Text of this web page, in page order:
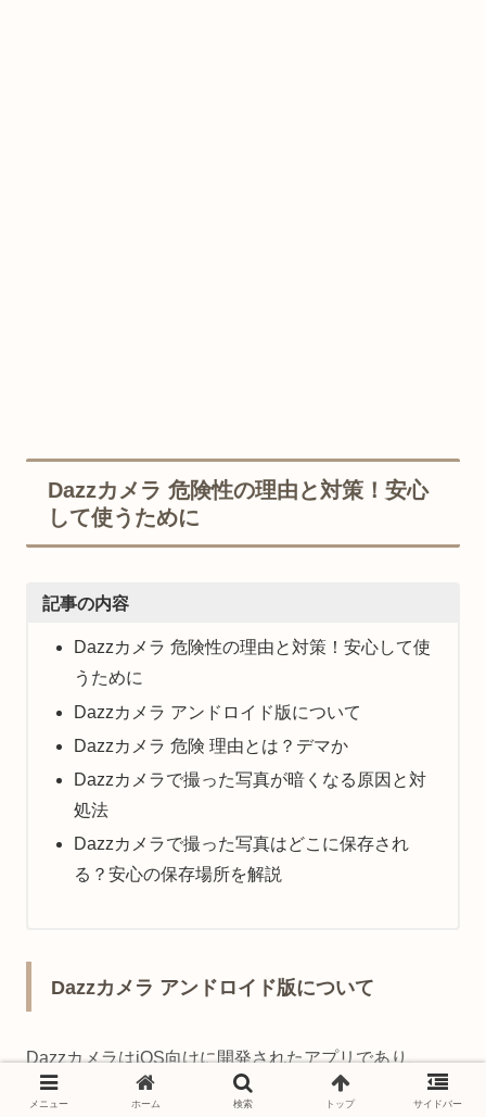
Dazzカメラ 危険性の理由と対策！安心
して使うために
記事の内容
Dazzカメラ 危険性の理由と対策！安心して使
うために
Dazzカメラ アンドロイド版について
Dazzカメラ 危険 理由とは？デマか
Dazzカメラで撮った写真が暗くなる原因と対
処法
Dazzカメラで撮った写真はどこに保存され
る？安心の保存場所を解説
Dazzカメラ アンドロイド版について
DazzカメラはiOS向けに開発されたアプリであり、
2025年現在、公式のAndroid版はリリースされていませ
メニュー ホーム 検索 トップ サイドバー